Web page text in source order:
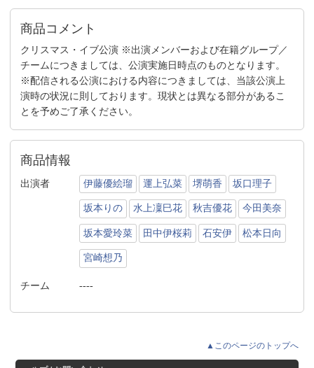
商品コメント
クリスマス・イブ公演 ※出演メンバーおよび在籍グループ／
チームにつきましては、公演実施日時点のものとなります。
※配信される公演における内容につきましては、当該公演上
演時の状況に則しております。現状とは異なる部分があるこ
とを予めご了承ください。
商品情報
出演者 伊藤優絵瑠 運上弘菜 堺萌香 坂口理子
坂本りの 水上凜巳花 秋吉優花 今田美奈
坂本愛玲菜 田中伊桜莉 石安伊 松本日向
宮崎想乃
チーム ----
▲このページのトップへ